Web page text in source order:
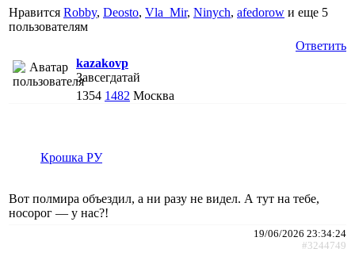
Нравится Robby, Deosto, Vla_Mir, Ninych, afedorow и еще 5
пользователям
Ответить
kazakovp
Завсегдатай
1354 1482 Москва
Крошка РУ
Вот полмира объездил, а ни разу не видел. А тут на тебе,
носорог — у нас?!
19/06/2026 23:34:24
#3244749